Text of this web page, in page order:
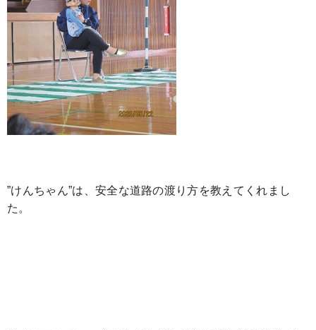
”けんちゃん”は、安全な道路の渡り方を教えてくれまし
た。